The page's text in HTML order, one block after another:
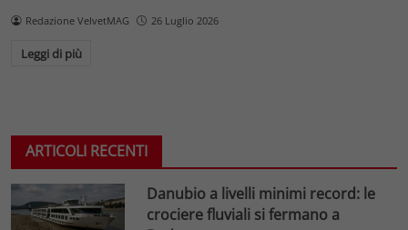
Redazione VelvetMAG 26 Luglio 2026
Leggi di più
ARTICOLI RECENTI
Danubio a livelli minimi record: le
crociere fluviali si fermano a